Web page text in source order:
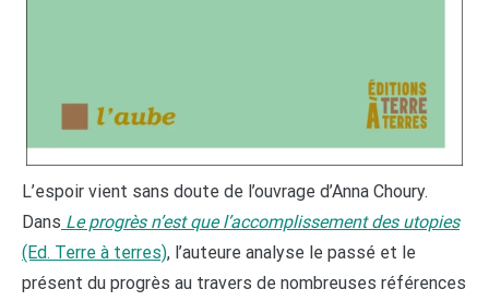
L’espoir vient sans doute de l’ouvrage d’Anna Choury.
Dans Le progrès n’est que l’accomplissement des utopies
(Ed. Terre à terres), l’auteure analyse le passé et le
présent du progrès au travers de nombreuses références